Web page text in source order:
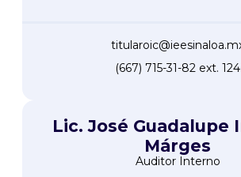
(667) 715-31-82 ext. 124
Lic. José Guadalupe
Márges
Auditor Interno